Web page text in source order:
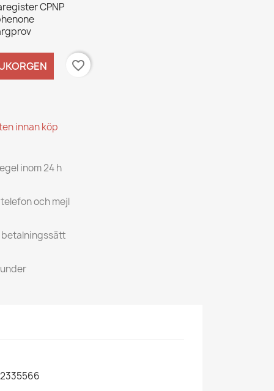
CPNP
favorite_border
innan köp
inom 24 h
och mejl
betalningssätt